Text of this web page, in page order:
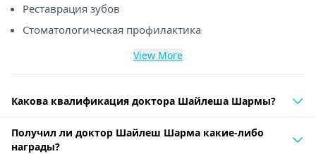
Реставрация зубов
Стоматологическая профилактика
View More
Какова квалификация доктора Шайлеша Шармы?
Получил ли доктор Шайлеш Шарма какие-либо
награды?